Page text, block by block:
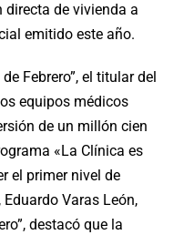
directa de vivienda a
emitido este año.
Febrero”, el titular del
equipos médicos
de un millón cien
«La Clínica es
el primer nivel de
Varas León,
destacó que la